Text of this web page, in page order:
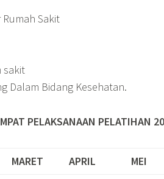
Sakit
sakit
Dalam Bidang Kesehatan.
PELAKSANAAN PELATIHAN
MARET APRIL MEI